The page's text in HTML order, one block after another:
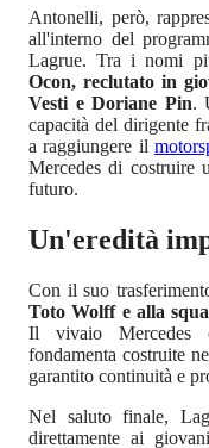
Antonelli, però,
all'interno del
Lagrue. Tra i nomi
Ocon, reclutato in
Vesti e Doriane Pin.
capacità del dirigente
a raggiungere il
Mercedes di costruire
futuro.
Un'eredità
Con il suo
Toto Wolff e alla
Il vivaio Mercedes
fondamenta costruite
garantito continuità e
Nel saluto finale,
direttamente ai